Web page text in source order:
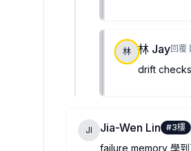
林 林 Jay回覆
drift checks
JI Jia-Wen Lin #3樓
failure memory 學到